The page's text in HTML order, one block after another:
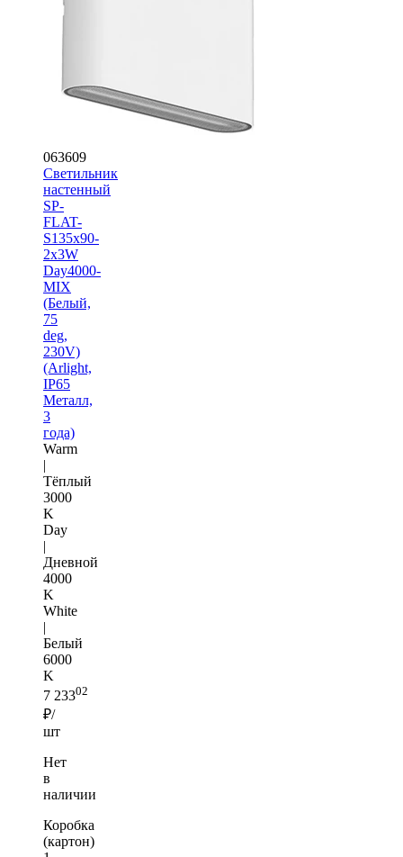
063609
Светильник
настенный
SP-
FLAT-
S135x90-
2x3W
Day4000-
MIX
(Белый,
75
deg,
230V)
(Arlight,
IP65
Металл,
3
года)
Warm
|
Тёплый
3000
K
Day
|
Дневной
4000
K
White
|
Белый
6000
K
7 23302
₽/
шт
Нет
в
наличии
Коробка
(картон)